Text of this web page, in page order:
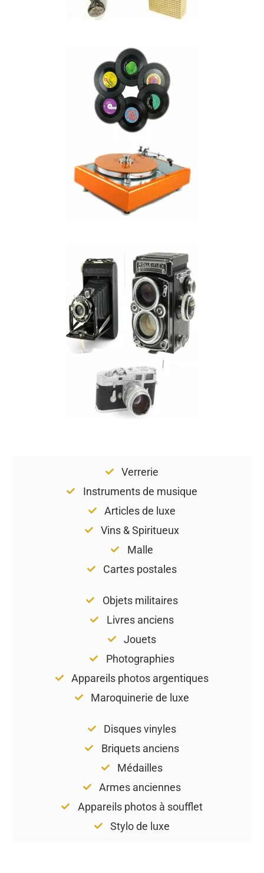
Verrerie
Instruments de musique
Articles de luxe
Vins & Spiritueux
Malle
Cartes postales
Objets militaires
Livres anciens
Jouets
Photographies
Appareils photos argentiques
Maroquinerie de luxe
Disques vinyles
Briquets anciens
Médailles
Armes anciennes
Appareils photos à soufflet
Stylo de luxe